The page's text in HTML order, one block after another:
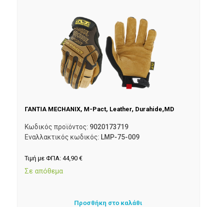
ΓΑΝΤΙΑ MECHANIX, M-Pact, Leather, Durahide,MD
Κωδικός προϊόντος: 9020173719
Εναλλακτικός κωδικός: LMP-75-009
Τιμή με ΦΠΑ: 44,90 €
Σε απόθεμα
Προσθήκη στο καλάθι